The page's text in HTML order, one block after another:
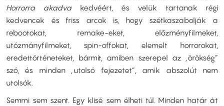
Horrorra akadva kedvéért, és velük tartanak régi
kedvencek és friss arcok is, hogy szétkaszabolják a
rebootokat, remake-eket, előzményfilmeket,
utózmányfilmeket, spin-offokat, elemelt horrorokat,
eredettörténeteket, bármit, amiben szerepel az „örökség”
szó, és minden „utolsó fejezetet”, amik abszolút nem
utolsók.
Semmi sem szent. Egy klisé sem élheti túl. Minden határ át